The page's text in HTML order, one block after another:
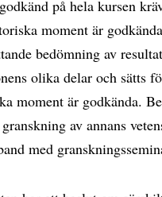
på hela kursen
moment är
bedömning av
olika delar och sätts
moment är godkända.
av annans
med